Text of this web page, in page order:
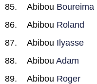
Abibou Boureima
Abibou Roland
Abibou Ilyasse
Abibou Adam
Abibou Roger